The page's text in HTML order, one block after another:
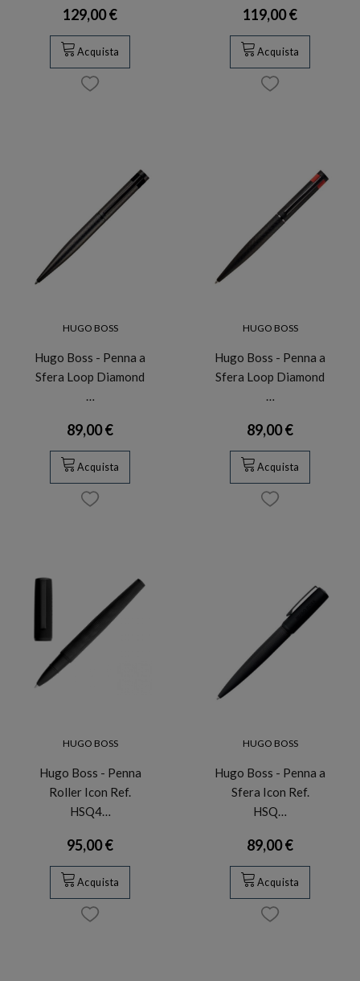
129,00 €
Acquista
119,00 €
Acquista
HUGO BOSS
Hugo Boss - Penna a
Sfera Loop Diamond
…
89,00 €
Acquista
HUGO BOSS
Hugo Boss - Penna a
Sfera Loop Diamond
…
89,00 €
Acquista
HUGO BOSS
Hugo Boss - Penna
Roller Icon Ref.
HSQ4…
95,00 €
Acquista
HUGO BOSS
Hugo Boss - Penna a
Sfera Icon Ref.
HSQ…
89,00 €
Acquista